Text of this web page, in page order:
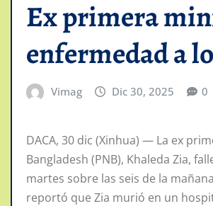
Ex primera
enfermedad a
Vimag Dic 30, 2025 0
DACA, 30 dic (Xinhua) — La ex
Bangladesh (PNB), Khaleda Zia,
martes sobre las seis de la
reportó que Zia murió en un